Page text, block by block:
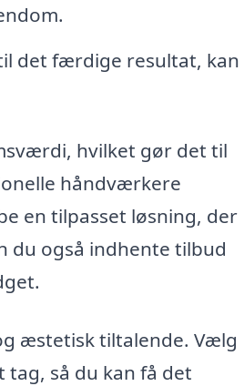
det færdige resultat, kan
hvilket gør det til
håndværkere
en tilpasset løsning, der
du også indhente tilbud
æstetisk tiltalende. Vælg
så du kan få det